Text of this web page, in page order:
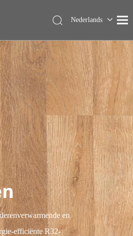
Nederlands
Français
Español
Deutsch
Italiano
en
efficiënte R32-